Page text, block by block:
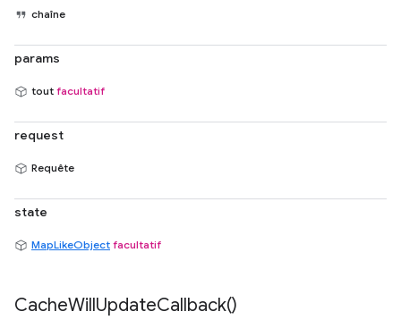
chaîne
params
tout facultatif
request
Requête
state
MapLikeObject facultatif
CacheWillUpdateCallback()